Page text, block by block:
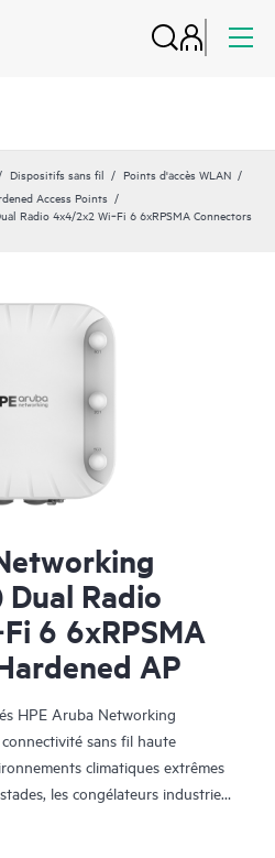
Dispositifs sans fil
Points d'accès WLAN
Access Points
Radio 4x4/2x2 Wi‑Fi 6 6xRPSMA Connectors
Radio
6 6xRPSMA
AP
HPE Aruba Networking
sans fil haute
climatiques extrêmes
les congélateurs industriels
Aruba Networking série 518